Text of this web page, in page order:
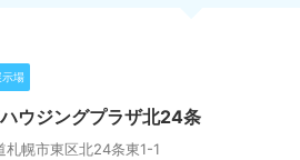
示場
ウジングプラザ北24条
札幌市東区北24条東1-1